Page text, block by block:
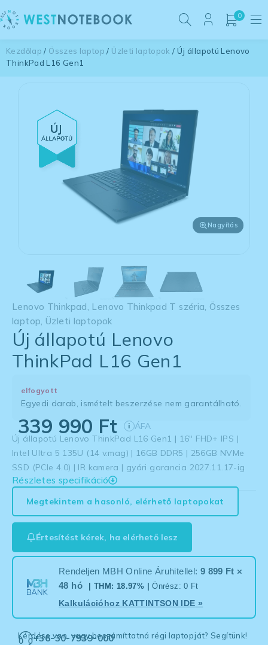
0
Kezdőlap / Összes laptop / Üzleti laptopok / Új állapotú Lenovo
ThinkPad L16 Gen1
Nagyítás
Lenovo Thinkpad Lenovo Thinkpad T széria Összes
laptop Üzleti laptopok
Új állapotú Lenovo
ThinkPad L16 Gen1
elfogyott
Egyedi darab, ismételt beszerzése nem garantálható.
339 990 Ft i ÁFA
Új állapotú Lenovo ThinkPad L16 Gen1 | 16″ FHD+ IPS |
Intel Ultra 5 135U (14 v.mag) | 16GB DDR5 | 256GB NVMe
SSD (PCIe 4.0) | IR kamera | gyári garancia 2027.11.17-ig
Részletes specifikáció
Megtekintem a hasonló, elérhető laptopokat
Értesítést kérek, ha elérhető lesz
Rendeljen MBH Online Áruhitellel: 9 899 Ft ×
48 hó
| THM: 18.97% |Önrész: 0 Ft
Kalkulációhoz KATTINTSON IDE »
Kérdése van, vagy beszámíttatná régi laptopját? Segítünk!
+36-30-7939-000